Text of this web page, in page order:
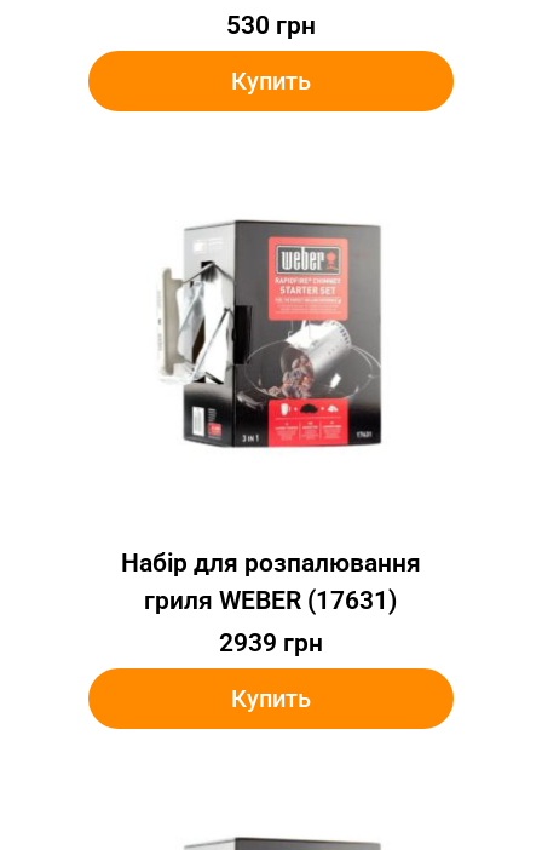
530 грн
Купить
Набір для розпалювання
гриля WEBER (17631)
2939 грн
Купить